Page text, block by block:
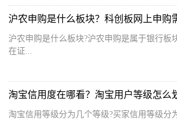
沪农申购是什么板块？科创板网上申购
沪农申购是什么板块?沪农申购是属于银行板
在证...
淘宝信用度在哪看？淘宝用户等级怎么
淘宝信用等级分为几个等级?买家信用等级分